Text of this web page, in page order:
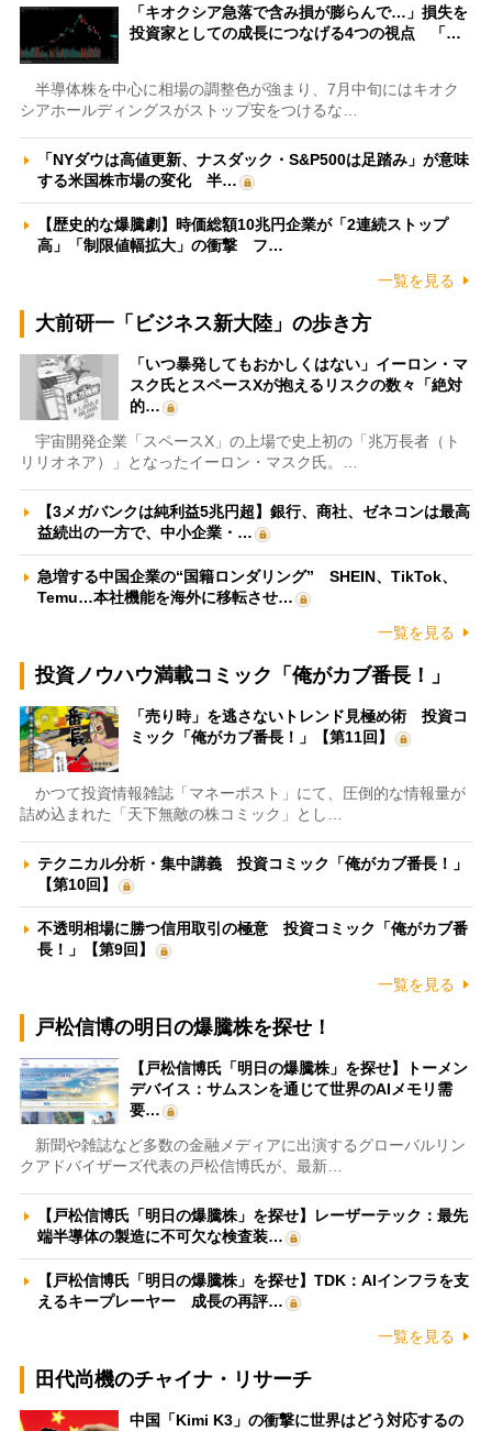
「キオクシア急落で含み損が膨らんで…」損失を
投資家としての成長につなげる4つの視点 「…
半導体株を中心に相場の調整色が強まり、7月中旬にはキオク
シアホールディングスがストップ安をつけるな…
「NYダウは高値更新、ナスダック・S&P500は足踏み」が意味
する米国株市場の変化 半…
【歴史的な爆騰劇】時価総額10兆円企業が「2連続ストップ
高」「制限値幅拡大」の衝撃 フ…
一覧を見る
大前研一「ビジネス新大陸」の歩き方
「いつ暴発してもおかしくはない」イーロン・マ
スク氏とスペースXが抱えるリスクの数々「絶対
的…
宇宙開発企業「スペースX」の上場で史上初の「兆万長者（ト
リリオネア）」となったイーロン・マスク氏。…
【3メガバンクは純利益5兆円超】銀行、商社、ゼネコンは最高
益続出の一方で、中小企業・…
急増する中国企業の“国籍ロンダリング” SHEIN、TikTok、
Temu…本社機能を海外に移転させ…
一覧を見る
投資ノウハウ満載コミック「俺がカブ番長！」
「売り時」を逃さないトレンド見極め術 投資コ
ミック「俺がカブ番長！」【第11回】
かつて投資情報雑誌「マネーポスト」にて、圧倒的な情報量が
詰め込まれた「天下無敵の株コミック」とし…
テクニカル分析・集中講義 投資コミック「俺がカブ番長！」
【第10回】
不透明相場に勝つ信用取引の極意 投資コミック「俺がカブ番
長！」【第9回】
一覧を見る
戸松信博の明日の爆騰株を探せ！
【戸松信博氏「明日の爆騰株」を探せ】トーメン
デバイス：サムスンを通じて世界のAIメモリ需
要…
新聞や雑誌など多数の金融メディアに出演するグローバルリン
クアドバイザーズ代表の戸松信博氏が、最新…
【戸松信博氏「明日の爆騰株」を探せ】レーザーテック：最先
端半導体の製造に不可欠な検査装…
【戸松信博氏「明日の爆騰株」を探せ】TDK：AIインフラを支
えるキープレーヤー 成長の再評…
一覧を見る
田代尚機のチャイナ・リサーチ
中国「Kimi K3」の衝撃に世界はどう対応するの